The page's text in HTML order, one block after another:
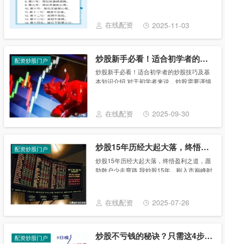
么天天追涨停板学“打板”，结果钱没赚到，
先交了......
在线配资 2025-11-03
配资炒股门户 炒股新手必看！适合初学者的炒股技巧及基本知识介绍
炒股新手必看！适合初学者的炒股技巧及基
本知识介绍 对于初学者来说，炒股需要谨慎
场 - 学习股票市场的基本概念，包......
在线配资 2025-09-30
配资炒股门户 炒股15年历经大起大落，终悟盈利之道，愿助散户少走弯路
炒股15年历经大起大落，终悟盈利之道，愿
助散户少走弯路 我炒股15年，刚入市巅峰时
千万资产。在这个过程中，我觉得没有比炒
股......
在线配资 2025-07-26
配资炒股门户 炒股不亏钱的秘诀？只需这4步走，聚焦一只股是关键